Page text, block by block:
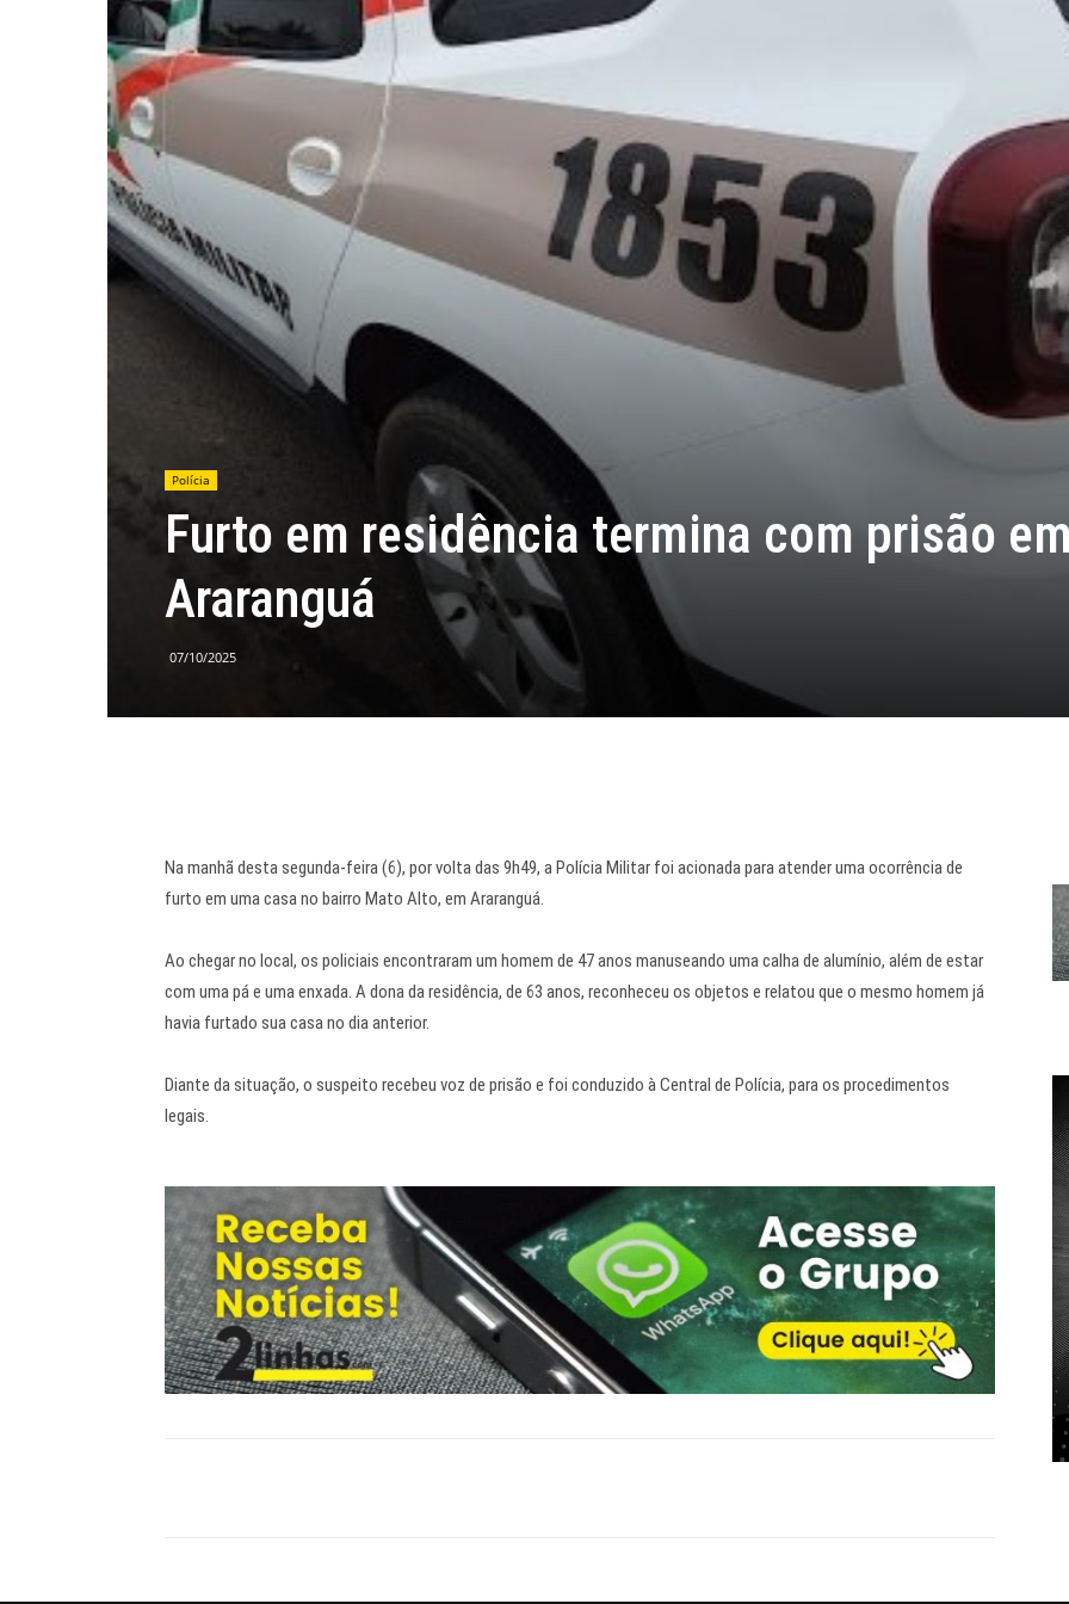
Polícia
Furto em residência termina com prisão
Araranguá
07/10/2025
Na manhã desta segunda-feira (6), por volta das 9h49, a Polícia Militar foi acionada para atender uma ocorrência de
furto em uma casa no bairro Mato Alto, em Araranguá.
Ao chegar no local, os policiais encontraram um homem de 47 anos manuseando uma calha de alumínio, além de estar
com uma pá e uma enxada. A dona da residência, de 63 anos, reconheceu os objetos e relatou que o mesmo homem já
havia furtado sua casa no dia anterior.
Diante da situação, o suspeito recebeu voz de prisão e foi conduzido à Central de Polícia, para os procedimentos
legais.